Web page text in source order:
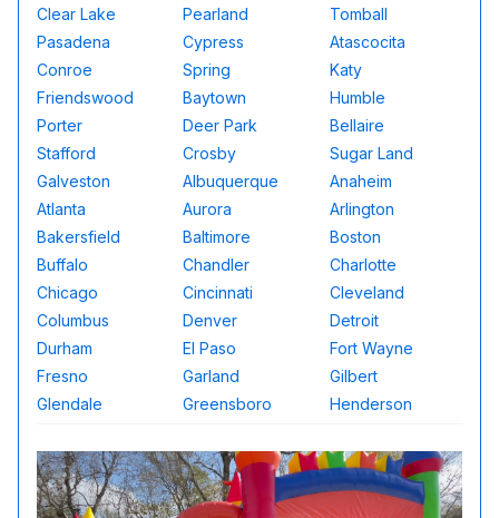
Clear Lake
Pearland
Tomball
Pasadena
Cypress
Atascocita
Conroe
Spring
Katy
Friendswood
Baytown
Humble
Porter
Deer Park
Bellaire
Stafford
Crosby
Sugar Land
Galveston
Albuquerque
Anaheim
Atlanta
Aurora
Arlington
Bakersfield
Baltimore
Boston
Buffalo
Chandler
Charlotte
Chicago
Cincinnati
Cleveland
Columbus
Denver
Detroit
Durham
El Paso
Fort Wayne
Fresno
Garland
Gilbert
Glendale
Greensboro Henderson